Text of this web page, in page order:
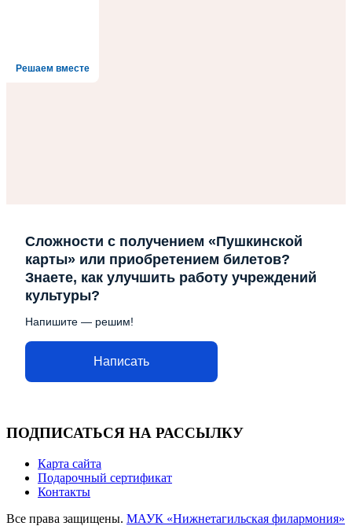
Решаем вместе
Сложности с получением «Пушкинской
карты» или приобретением билетов?
Знаете, как улучшить работу учреждений
культуры?
Напишите — решим!
Написать
ПОДПИСАТЬСЯ НА РАССЫЛКУ
Карта сайта
Подарочный сертификат
Контакты
Все права защищены. МАУК «Нижнетагильская филармония»